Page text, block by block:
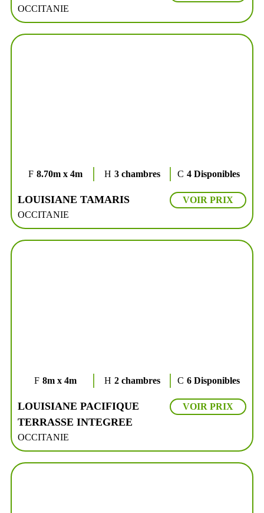
OCCITANIE
8.70m x 4m 3 chambres 4 Disponibles
LOUISIANE TAMARIS
OCCITANIE
VOIR PRIX
8m x 4m 2 chambres 6 Disponibles
LOUISIANE PACIFIQUE
TERRASSE INTEGREE
OCCITANIE
VOIR PRIX